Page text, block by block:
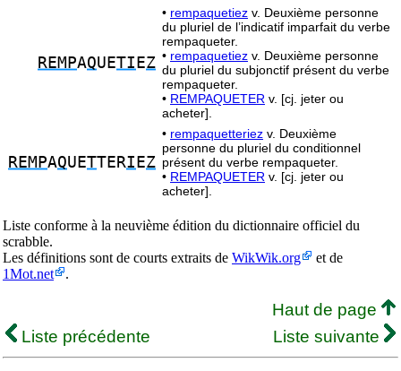
REMPAQUETI EZ
• rempaquetiez v. Deuxième personne
du pluriel de l’indicatif imparfait du verbe
rempaqueter.
• rempaquetiez v. Deuxième personne
du pluriel du subjonctif présent du verbe
rempaqueter.
• REMPAQUETER v. [cj. jeter ou
acheter].
REMPAQUETTERI EZ
• rempaquetteriez v. Deuxième
personne du pluriel du conditionnel
présent du verbe rempaqueter.
• REMPAQUETER v. [cj. jeter ou
acheter].
Liste conforme à la neuvième édition du dictionnaire officiel du
scrabble.
Les définitions sont de courts extraits de WikWik.org
et de
1Mot.net
.
Haut de page
Liste précédente
Liste suivante